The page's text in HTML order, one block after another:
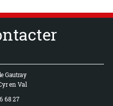
Gautray
en Val
68 27